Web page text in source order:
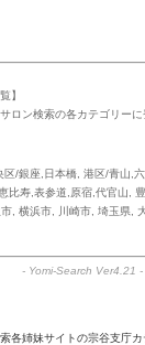
】
ロン検索の各カテゴリー
区/銀座,日本橋 港区/青山,
比寿,表参道,原宿,代官山
市 横浜市 川崎市 埼玉県
- Yomi-Search Ver4.21 -
各姉妹サイトの宗谷支庁